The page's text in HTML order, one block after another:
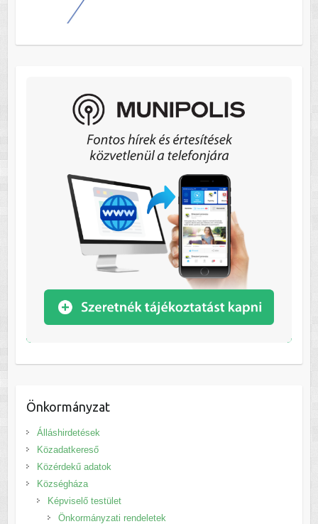
Önkormányzat
Álláshirdetések
Közadatkereső
Közérdekű adatok
Községháza
Képviselő testület
Önkormányzati rendeletek